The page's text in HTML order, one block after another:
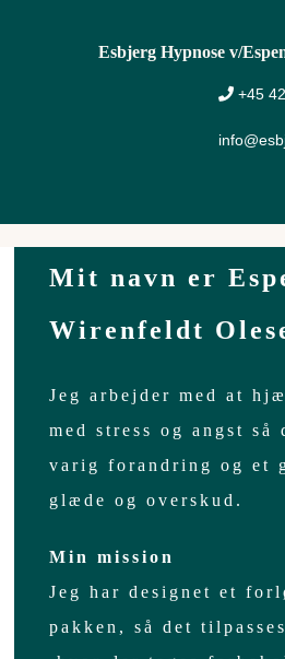
Esbjerg Hypnose v/
+45
Home
Om Hypnose
Online Hypnose
Behandlinger
Ungeforløb
Mit navn er
Wirenfeldt
Jeg arbejder med at
med stress og angst så
varig forandring og et
glæde og overskud.
Min mission
Jeg har designet et
pakken, så det